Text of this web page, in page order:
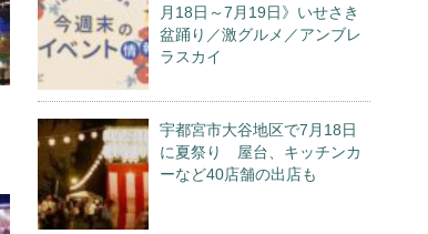
月18日～7月19日》いせさき
盆踊り／激グルメ／アンブレ
ラスカイ
宇都宮市大谷地区で7月18日
に夏祭り 屋台、キッチンカ
ーなど40店舗の出店も